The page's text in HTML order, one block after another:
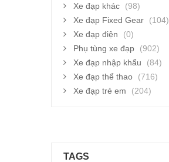
Xe đạp khác
(98)
Xe đạp Fixed Gear
(104)
Xe đạp điện
(0)
Phụ tùng xe đạp
(902)
Xe đạp nhập khẩu
(84)
Xe đạp thể thao
(716)
Xe đạp trẻ em
(204)
TAGS